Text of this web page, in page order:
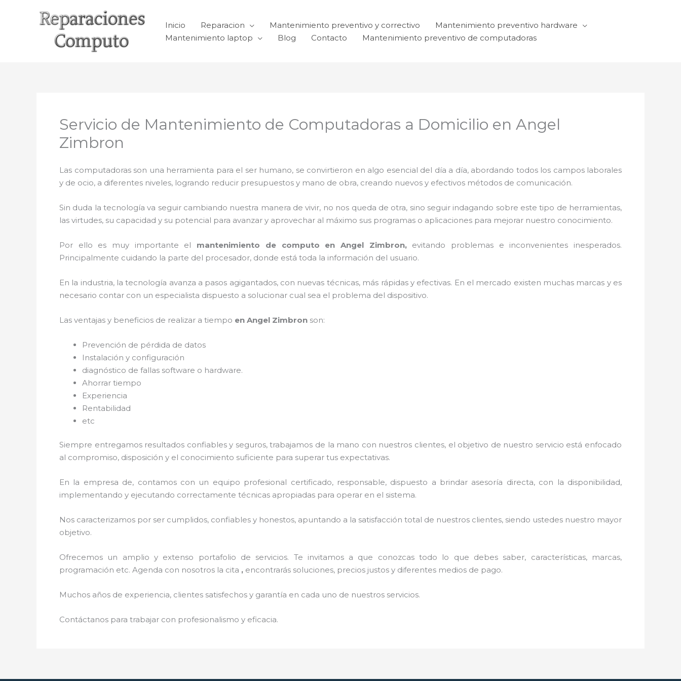
Inicio Reparacion Mantenimiento preventivo y correctivo
Mantenimiento preventivo hardware
Mantenimiento laptop
Blog Contacto Mantenimiento preventivo de computadoras
Servicio de Mantenimiento de Computadoras a Domicilio en Angel
Zimbron
Las computadoras son una herramienta para el ser humano, se convirtieron en algo esencial del día a día, abordando todos los campos laborales
y de ocio, a diferentes niveles, logrando reducir presupuestos y mano de obra, creando nuevos y efectivos métodos de comunicación.
Sin duda la tecnología va seguir cambiando nuestra manera de vivir, no nos queda de otra, sino seguir indagando sobre este tipo de herramientas,
las virtudes, su capacidad y su potencial para avanzar y aprovechar al máximo sus programas o aplicaciones para mejorar nuestro conocimiento.
Por ello es muy importante el mantenimiento de computo en Angel Zimbron, evitando problemas e inconvenientes inesperados.
Principalmente cuidando la parte del procesador, donde está toda la información del usuario.
En la industria, la tecnología avanza a pasos agigantados, con nuevas técnicas, más rápidas y efectivas. En el mercado existen muchas marcas y es
necesario contar con un especialista dispuesto a solucionar cual sea el problema del dispositivo.
Las ventajas y beneficios de realizar a tiempo en Angel Zimbron son:
Prevención de pérdida de datos
Instalación y configuración
diagnóstico de fallas software o hardware.
Ahorrar tiempo
Experiencia
Rentabilidad
etc
Siempre entregamos resultados confiables y seguros, trabajamos de la mano con nuestros clientes, el objetivo de nuestro servicio está enfocado
al compromiso, disposición y el conocimiento suficiente para superar tus expectativas.
En la empresa de, contamos con un equipo profesional certificado, responsable, dispuesto a brindar asesoría directa, con la disponibilidad,
implementando y ejecutando correctamente técnicas apropiadas para operar en el sistema.
Nos caracterizamos por ser cumplidos, confiables y honestos, apuntando a la satisfacción total de nuestros clientes, siendo ustedes nuestro mayor
objetivo.
Ofrecemos un amplio y extenso portafolio de servicios. Te invitamos a que conozcas todo lo que debes saber, características, marcas,
programación etc. Agenda con nosotros la cita , encontrarás soluciones, precios justos y diferentes medios de pago.
Muchos años de experiencia, clientes satisfechos y garantía en cada uno de nuestros servicios.
Contáctanos para trabajar con profesionalismo y eficacia.